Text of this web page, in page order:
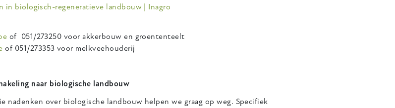
in biologisch-regeneratieve landbouw | Inagro
of 051/273250 voor akkerbouw en groententeelt
of 051/273353 voor melkveehouderij
naar biologische landbouw
nadenken over biologische landbouw helpen we graag op weg. Specifiek